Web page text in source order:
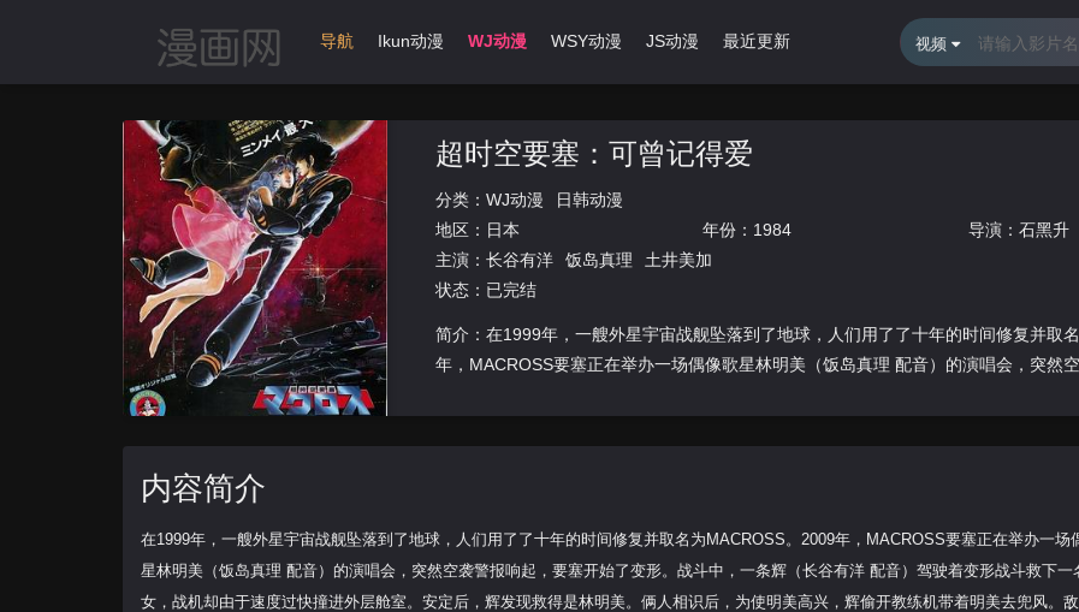
首页 动漫导航 Ikun动漫 WJ动漫 WSY动漫 JS动漫 最近更新 视频
超时空要塞：可曾记得爱
分类： WJ动漫
日韩动漫
地区： 日本 年份： 1984 导演：石黑升
主演： 长谷有洋 饭岛真理
土井美加
状态：已完结
简介：在1999年，一艘外星宇宙战舰坠落到了地球，人们用了了十年的时间修复并取
年，MACROSS要塞正在举办一场偶像歌星林明美（饭岛真理 配音）的演唱会，突然
内容简介
在1999年，一艘外星宇宙战舰坠落到了地球，人们用了了十年的时间修复并取名为MACROSS。2009年，MACROSS要塞正在举办一场
星林明美（饭岛真理 配音）的演唱会，突然空袭警报响起，要塞开始了变形。战斗中，一条辉（长谷有洋 配音）驾驶着变形战斗救下一
女，战机却由于速度过快撞进外层舱室。安定后，辉发现救得是林明美。俩人相识后，为使明美高兴，辉偷开教练机带着明美去兜风。